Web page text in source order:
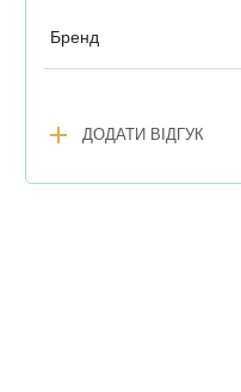
Бренд
add ДОДАТИ ВІДГУК